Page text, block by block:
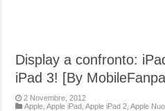
Display a confronto:
iPad 3! [By
2 Novembre, 2012
Apple ,Apple iPad ,Apple iPad 2 ,Apple